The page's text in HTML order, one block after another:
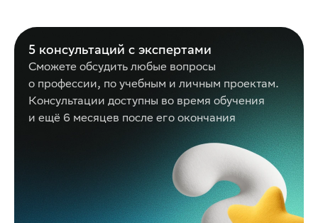
5 консультаций с экспертами
Сможете обсудить любые вопросы
о профессии, по учебным и личным проектам.
Консультации доступны во время обучения
и ещё 6 месяцев после его окончания